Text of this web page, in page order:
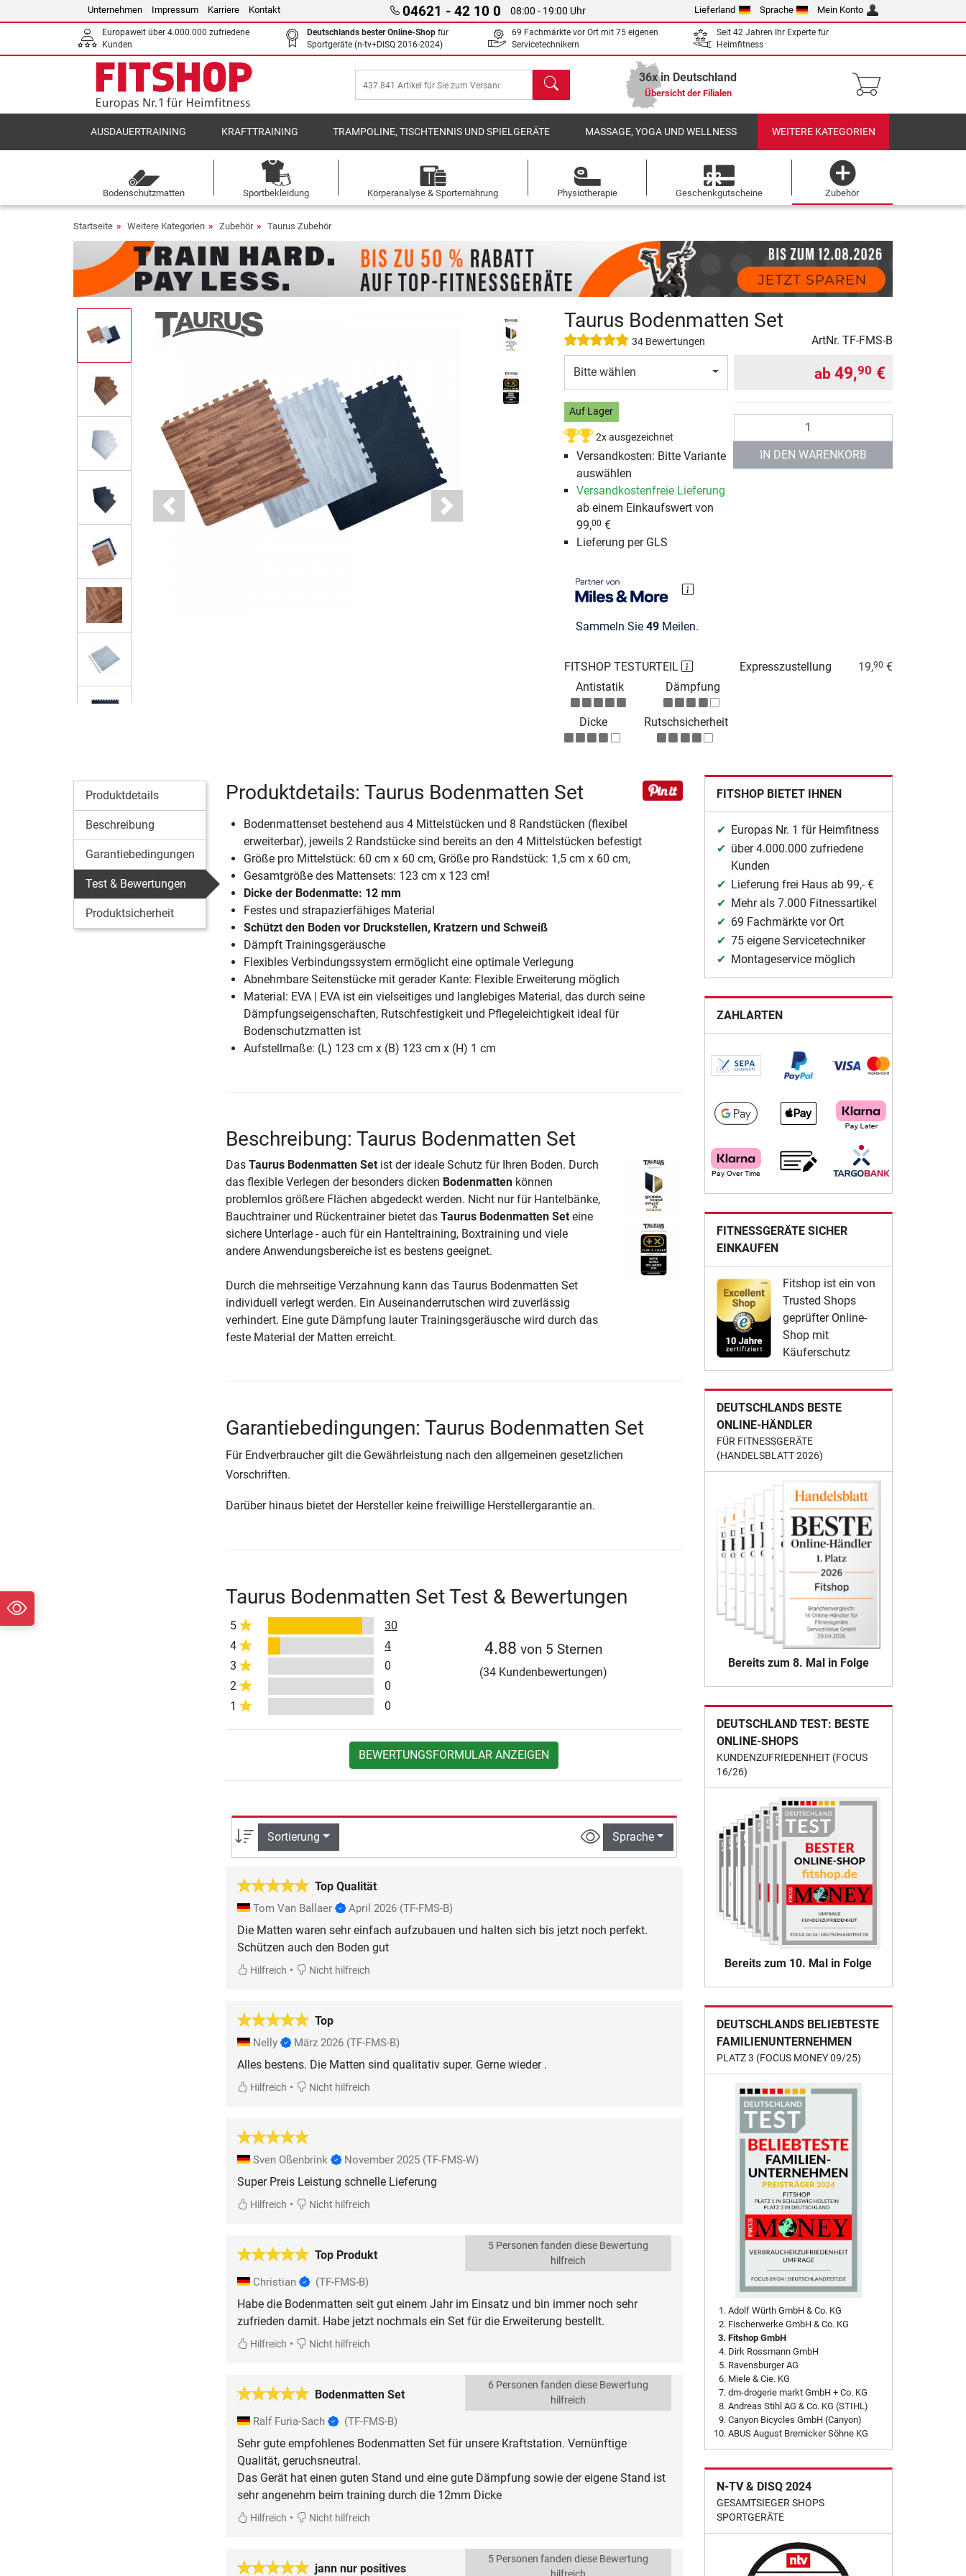
Unternehmen Impressum Karriere Kontakt 04621 - 42 10 0 08:00 - 19:00 Uhr Lieferland Sprache Mein Konto
Europaweit über 4.000.000 zufriedene
Kunden
Deutschlands bester Online-Shop für
Sportgeräte (n-tv+DISQ 2016-2024)
69 Fachmärkte vor Ort mit 75 eigenen
Servicetechnikern
Seit 42 Jahren Ihr Experte für
Heimfitness
Suchen 36x in Deutschland
Übersicht der Filialen
AUSDAUERTRAINING KRAFTTRAINING TRAMPOLINE, TISCHTENNIS UND SPIELGERÄTE MASSAGE, YOGA UND WELLNESS WEITERE KATEGORIEN
Bodenschutzmatten Sportbekleidung Körperanalyse & Sporternährung Physiotherapie Geschenkgutscheine Zubehör
Startseite Weitere Kategorien Zubehör Taurus Zubehör
Previous Next
Taurus Bodenmatten Set
34 Bewertungen ArtNr. TF-FMS-B
Bitte wählen
Auf Lager
2x ausgezeichnet
Versandkosten: Bitte Variante
auswählen
Versandkostenfreie Lieferung
ab einem Einkaufswert von
99,00 €
Lieferung per GLS
Sammeln Sie 49Meilen.
ab 49,90 €
IN DEN WARENKORB
FITSHOP TESTURTEIL
Antistatik
Dämpfung
Dicke Rutschsicherheit
Expresszustellung 19,90 €
Produktdetails
Beschreibung
Garantiebedingungen
Test & Bewertungen
Produktsicherheit
Produktdetails: Taurus Bodenmatten Set
Bodenmattenset bestehend aus 4 Mittelstücken und 8 Randstücken (flexibel
erweiterbar), jeweils 2 Randstücke sind bereits an den 4 Mittelstücken befestigt
Größe pro Mittelstück: 60 cm x 60 cm, Größe pro Randstück: 1,5 cm x 60 cm,
Gesamtgröße des Mattensets: 123 cm x 123 cm!
Dicke der Bodenmatte: 12 mm
Festes und strapazierfähiges Material
Schützt den Boden vor Druckstellen, Kratzern und Schweiß
Dämpft Trainingsgeräusche
Flexibles Verbindungssystem ermöglicht eine optimale Verlegung
Abnehmbare Seitenstücke mit gerader Kante: Flexible Erweiterung möglich
Material: EVA | EVA ist ein vielseitiges und langlebiges Material, das durch seine
Dämpfungseigenschaften, Rutschfestigkeit und Pflegeleichtigkeit ideal für
Bodenschutzmatten ist
Aufstellmaße: (L) 123 cm x (B) 123 cm x (H) 1 cm
Beschreibung: Taurus Bodenmatten Set
Das Taurus Bodenmatten Setist der ideale Schutz für Ihren Boden. Durch
das flexible Verlegen der besonders dicken Bodenmattenkönnen
problemlos größere Flächen abgedeckt werden. Nicht nur für Hantelbänke,
Bauchtrainer und Rückentrainer bietet das Taurus Bodenmatten Seteine
sichere Unterlage - auch für ein Hanteltraining, Boxtraining und viele
andere Anwendungsbereiche ist es bestens geeignet.
Durch die mehrseitige Verzahnung kann das Taurus Bodenmatten Set
individuell verlegt werden. Ein Auseinanderrutschen wird zuverlässig
verhindert. Eine gute Dämpfung lauter Trainingsgeräusche wird durch das
feste Material der Matten erreicht.
Garantiebedingungen: Taurus Bodenmatten Set
Für Endverbraucher gilt die Gewährleistung nach den allgemeinen gesetzlichen
Vorschriften.
Darüber hinaus bietet der Hersteller keine freiwillige Herstellergarantie an.
Taurus Bodenmatten Set Test & Bewertungen
5
30
4
4
3
0
2
0
1
0
4.88 von 5 Sternen
(34 Kundenbewertungen)
BEWERTUNGSFORMULAR ANZEIGEN
Sortierung Sprache
Top Qualität
Tom Van Ballaer April 2026 (TF-FMS-B)
Die Matten waren sehr einfach aufzubauen und halten sich bis jetzt noch perfekt.
Schützen auch den Boden gut
Hilfreich • Nicht hilfreich
Top
Nelly März 2026 (TF-FMS-B)
Alles bestens. Die Matten sind qualitativ super. Gerne wieder .
Hilfreich • Nicht hilfreich
Sven Oßenbrink November 2025 (TF-FMS-W)
Super Preis Leistung schnelle Lieferung
Hilfreich • Nicht hilfreich
Top Produkt
5 Personen fanden diese Bewertung
hilfreich
Christian (TF-FMS-B)
Habe die Bodenmatten seit gut einem Jahr im Einsatz und bin immer noch sehr
zufrieden damit. Habe jetzt nochmals ein Set für die Erweiterung bestellt.
Hilfreich • Nicht hilfreich
Bodenmatten Set
6 Personen fanden diese Bewertung
hilfreich
Ralf Furia-Sach (TF-FMS-B)
Sehr gute empfohlenes Bodenmatten Set für unsere Kraftstation. Vernünftige
Qualität, geruchsneutral.
Das Gerät hat einen guten Stand und eine gute Dämpfung sowie der eigene Stand ist
sehr angenehm beim training durch die 12mm Dicke
Hilfreich • Nicht hilfreich
jann nur positives
5 Personen fanden diese Bewertung
FITSHOP BIETET IHNEN
Europas Nr. 1 für Heimfitness
über 4.000.000 zufriedene
Kunden
Lieferung frei Haus ab 99,- €
Mehr als 7.000 Fitnessartikel
69 Fachmärkte vor Ort
75 eigene Servicetechniker
Montageservice möglich
ZAHLARTEN
FITNESSGERÄTE SICHER
EINKAUFEN
Fitshop ist ein von
Trusted Shops
geprüfter Online-
Shop mit
Käuferschutz
DEUTSCHLANDS BESTE
ONLINE-HÄNDLER
FÜR FITNESSGERÄTE
(HANDELSBLATT 2026)
Bereits zum 8. Mal in Folge
DEUTSCHLAND TEST: BESTE
ONLINE-SHOPS
KUNDENZUFRIEDENHEIT (FOCUS
16/26)
Bereits zum 10. Mal in Folge
DEUTSCHLANDS BELIEBTESTE
FAMILIENUNTERNEHMEN
PLATZ 3 (FOCUS MONEY 09/25)
Adolf Würth GmbH & Co. KG
Fischerwerke GmbH & Co. KG
Fitshop GmbH
Dirk Rossmann GmbH
Ravensburger AG
Miele & Cie. KG
dm-drogerie markt GmbH + Co. KG
Andreas Stihl AG & Co. KG (STIHL)
Canyon Bicycles GmbH (Canyon)
ABUS August Bremicker Söhne KG
N-TV & DISQ 2024
GESAMTSIEGER SHOPS
SPORTGERÄTE